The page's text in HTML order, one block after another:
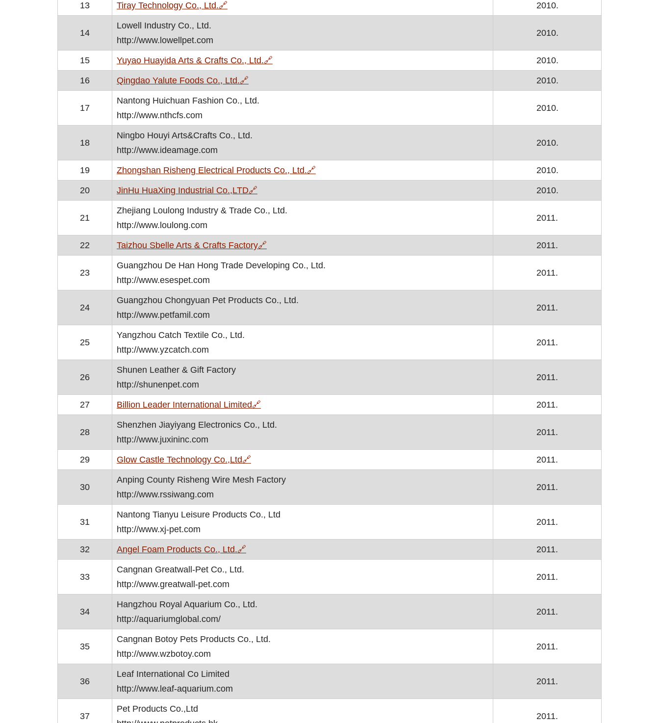
13 Tiray Technology Co., Ltd.🔗 2010.
14
Lowell Industry Co., Ltd.
http://www.lowellpet.com
2010.
15 Yuyao Huayida Arts & Crafts Co., Ltd.🔗 2010.
16 Qingdao Yalute Foods Co., Ltd.🔗 2010.
17
Nantong Huichuan Fashion Co., Ltd.
http://www.nthcfs.com
2010.
18
Ningbo Houyi Arts&Crafts Co., Ltd.
http://www.ideamage.com
2010.
19 Zhongshan Risheng Electrical Products Co., Ltd.🔗 2010.
20 JinHu HuaXing Industrial Co.,LTD🔗 2010.
21
Zhejiang Loulong Industry & Trade Co., Ltd.
http://www.loulong.com
2011.
22 Taizhou Sbelle Arts & Crafts Factory🔗 2011.
23
Guangzhou De Han Hong Trade Developing Co., Ltd.
http://www.esespet.com
2011.
24
Guangzhou Chongyuan Pet Products Co., Ltd.
http://www.petfamil.com
2011.
25
Yangzhou Catch Textile Co., Ltd.
http://www.yzcatch.com
2011.
26
Shunen Leather & Gift Factory
http://shunenpet.com
2011.
27 Billion Leader International Limited🔗 2011.
28
Shenzhen Jiayiyang Electronics Co., Ltd.
http://www.juxininc.com
2011.
29 Glow Castle Technology Co.,Ltd🔗 2011.
30
Anping County Risheng Wire Mesh Factory
http://www.rssiwang.com
2011.
31
Nantong Tianyu Leisure Products Co., Ltd
http://www.xj-pet.com
2011.
32 Angel Foam Products Co., Ltd.🔗 2011.
33
Cangnan Greatwall-Pet Co., Ltd.
http://www.greatwall-pet.com
2011.
34
Hangzhou Royal Aquarium Co., Ltd.
http://aquariumglobal.com/
2011.
35
Cangnan Botoy Pets Products Co., Ltd.
http://www.wzbotoy.com
2011.
36
Leaf International Co Limited
http://www.leaf-aquarium.com
2011.
37
Pet Products Co.,Ltd
2011.